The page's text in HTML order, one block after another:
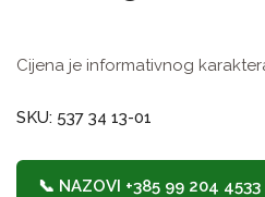
Cijena je informativnog
SKU: 537 34 13-01
📞 NAZOVI +385 99 204 4533